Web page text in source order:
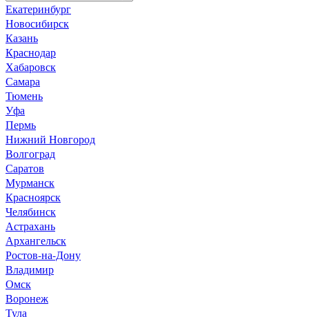
Екатеринбург
Новосибирск
Казань
Краснодар
Хабаровск
Самара
Тюмень
Уфа
Пермь
Нижний Новгород
Волгоград
Саратов
Мурманск
Красноярск
Челябинск
Астрахань
Архангельск
Ростов-на-Дону
Владимир
Омск
Воронеж
Тула